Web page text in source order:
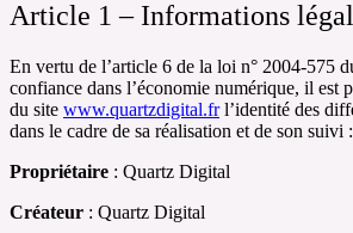
Article 1 – Informations
En vertu de l’article 6 de la loi n° 2004-575
confiance dans l’économie numérique, il est
du site www.quartzdigital.frl’identité des
dans le cadre de sa réalisation et de son suivi :
Propriétaire : Quartz Digital
Créateur : Quartz Digital